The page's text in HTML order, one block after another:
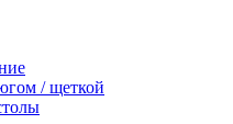
/ щеткой